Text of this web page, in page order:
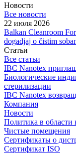
Новости
Все новости
22 июля 2026
Balkan Cleanroom
dogadjaj o čistim
Статьи
Все статьи
IBC Nanotex
Биологические
стерилизации
IBC Nanotex
Компания
Новости
Политика в области
Чистые помещения
Сертификаты о
Сертификат ISO